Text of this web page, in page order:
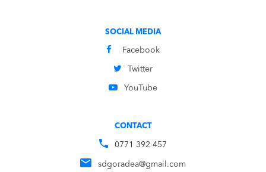
SOCIAL MEDIA
Facebook
Twitter
YouTube
CONTACT
0771 392 457
sdgoradea@gmail.com